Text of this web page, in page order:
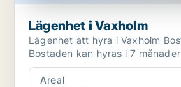
Lägenhet i Vaxholm
Lägenhet att hyra i Vaxholm Bostaden har 3 rum
Bostaden kan hyras i 7 månader
Areal